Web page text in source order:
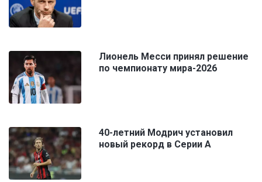
Лионель Месси принял решение
по чемпионату мира-2026
40-летний Модрич установил
новый рекорд в Серии А